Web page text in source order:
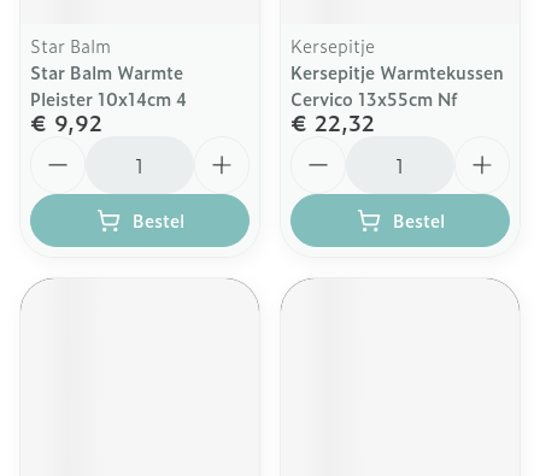
Star Balm
Star Balm Warmte
Pleister 10x14cm 4
€ 9,92
Bestel
Kersepitje
Kersepitje Warmtekussen
Cervico 13x55cm Nf
€ 22,32
Bestel